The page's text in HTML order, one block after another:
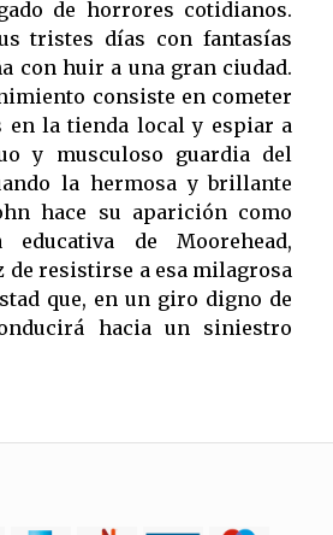
de horrores cotidianos.
tristes días con fantasías
con huir a una gran ciudad.
consiste en cometer
en la tienda local y espiar a
y musculoso guardia del
la hermosa y brillante
hace su aparición como
educativa de Moorehead,
de resistirse a esa milagrosa
que, en un giro digno de
hacia un siniestro